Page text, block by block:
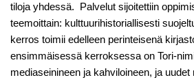
tiloja yhdessä. Palvelut sijoitettiin
teemoittain: kulttuurihistoriallisesti
kerros toimii edelleen perinteisenä
ensimmäisessä kerroksessa on Tori-
mediaseinineen ja kahviloineen, ja